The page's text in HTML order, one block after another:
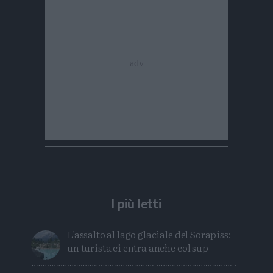
I più letti
L'assalto al lago glaciale del Sorapiss:
un turista ci entra anche col sup